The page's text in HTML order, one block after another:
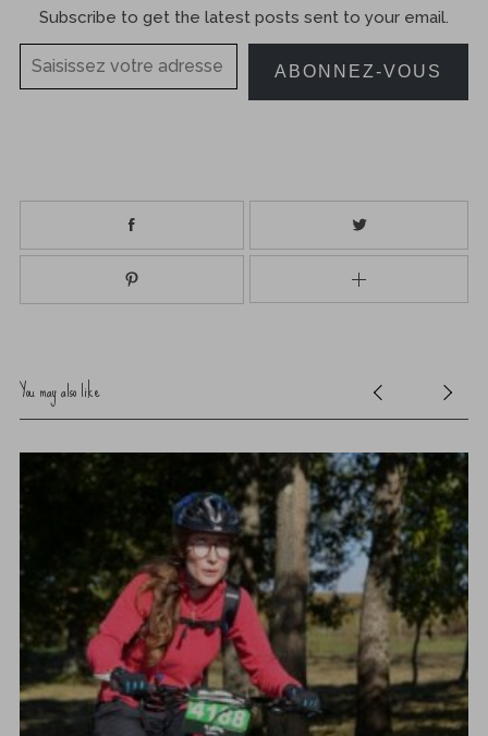
Subscribe to get the latest posts sent to your email.
Saisissez votre adresse e-mail…
ABONNEZ-VOUS
You may also like